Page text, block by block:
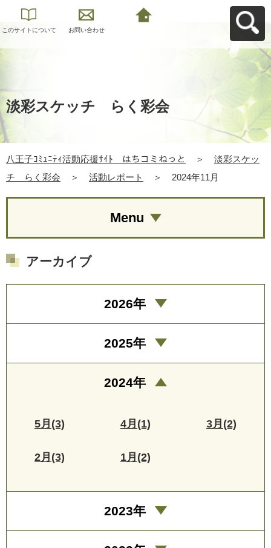
このサイトについて お問い合わせ
淡彩スケッチ らく彩会
八王子ｺﾐｭﾆﾃｨ活動応援ｻｲﾄ はちコミねっと ＞
淡彩スケッ
チ らく彩会
＞ 活動レポート ＞ 2024年11月
Menu
アーカイブ
2026年
2025年
2024年
5月(3) 4月(1) 3月(2)
2月(3) 1月(2)
2023年